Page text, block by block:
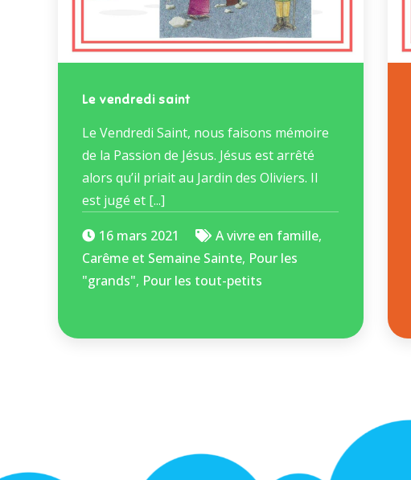
Le vendredi saint
Le Vendredi Saint, nous faisons mémoire
de la Passion de Jésus. Jésus est arrêté
alors qu’il priait au Jardin des Oliviers. Il
est jugé et [...]
16 mars 2021
A vivre en famille,
Carême et Semaine Sainte, Pour les
"grands", Pour les tout-petits